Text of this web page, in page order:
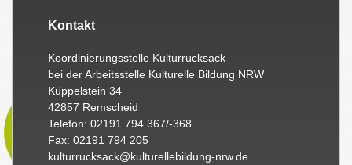
Kontakt
Koordinierungsstelle Kulturrucksack
bei der Arbeitsstelle Kulturelle Bildung NRW
Küppelstein 34
42857 Remscheid
Telefon: 02191 794 367/-368
Fax: 02191 794 205
kulturrucksack@kulturellebildung-nrw.de